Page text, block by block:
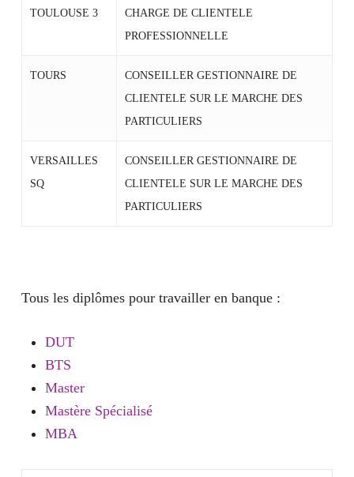
TOULOUSE 3
CHARGE DE CLIENTELE
PROFESSIONNELLE
TOURS
CONSEILLER GESTIONNAIRE DE
CLIENTELE SUR LE MARCHE DES
PARTICULIERS
VERSAILLES
SQ
CONSEILLER GESTIONNAIRE DE
CLIENTELE SUR LE MARCHE DES
PARTICULIERS
Tous les diplômes pour travailler en banque :
DUT
BTS
Master
Mastère Spécialisé
MBA